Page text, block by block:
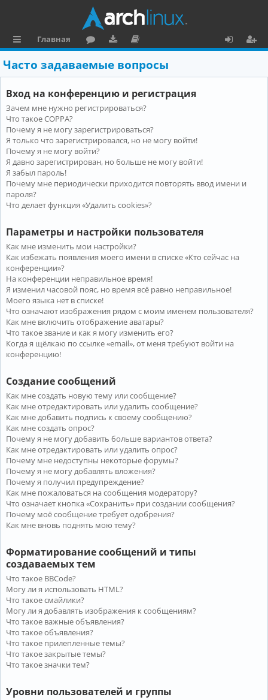
ы
л
к
и
Главная
ру
м
ру
зк
и
ку
м
е
н
та
ц
и
я
о
и
Часто задаваемые вопросы
Вход на конференцию и регистрация
Зачем мне нужно регистрироваться?
Что такое COPPA?
Почему я не могу зарегистрироваться?
Я только что зарегистрировался, но не могу войти!
Почему я не могу войти?
Я давно зарегистрирован, но больше не могу войти!
Я забыл пароль!
Почему мне периодически приходится повторять ввод имени и
пароля?
Что делает функция «Удалить cookies»?
Параметры и настройки пользователя
Как мне изменить мои настройки?
Как избежать появления моего имени в списке «Кто сейчас на
конференции»?
На конференции неправильное время!
Я изменил часовой пояс, но время всё равно неправильное!
Моего языка нет в списке!
Что означают изображения рядом с моим именем пользователя?
Как мне включить отображение аватары?
Что такое звание и как я могу изменить его?
Когда я щёлкаю по ссылке «email», от меня требуют войти на
конференцию!
Создание сообщений
Как мне создать новую тему или сообщение?
Как мне отредактировать или удалить сообщение?
Как мне добавить подпись к своему сообщению?
Как мне создать опрос?
Почему я не могу добавить больше вариантов ответа?
Как мне отредактировать или удалить опрос?
Почему мне недоступны некоторые форумы?
Почему я не могу добавлять вложения?
Почему я получил предупреждение?
Как мне пожаловаться на сообщения модератору?
Что означает кнопка «Сохранить» при создании сообщения?
Почему моё сообщение требует одобрения?
Как мне вновь поднять мою тему?
Форматирование сообщений и типы
создаваемых тем
Что такое BBCode?
Могу ли я использовать HTML?
Что такое смайлики?
Могу ли я добавлять изображения к сообщениям?
Что такое важные объявления?
Что такое объявления?
Что такое прилепленные темы?
Что такое закрытые темы?
Что такое значки тем?
Уровни пользователей и группы